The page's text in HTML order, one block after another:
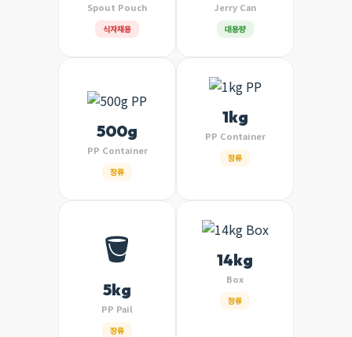
Spout Pouch
식자재용
Jerry Can
대용량
500g
PP Container
장류
1kg
PP Container
장류
🪣
5kg
PP Pail
장류
14kg
Box
장류